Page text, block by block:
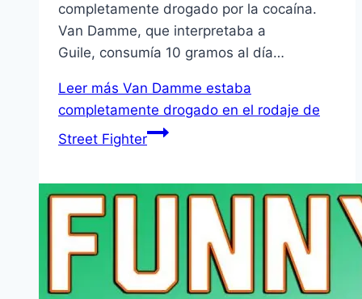
completamente drogado por la cocaína.
Van Damme, que interpretaba a
Guile, consumía 10 gramos al día…
Leer más Van Damme estaba
completamente drogado en el rodaje de
Street Fighter